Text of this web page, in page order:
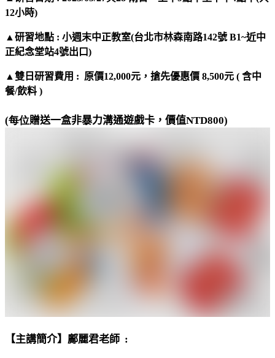
12小時)
▲研習地點 : 小週末中正教室(台北市林森南路142號 B1~近中
正紀念堂站4號出口)
▲雙日研習費用 : 原價12,000元，搶先優惠價 8,500元 ( 含中
餐/飲料 )
(每位贈送一盒非暴力溝通遊戲卡，價值NTD800)
【主講簡介】鄺麗君老師 :